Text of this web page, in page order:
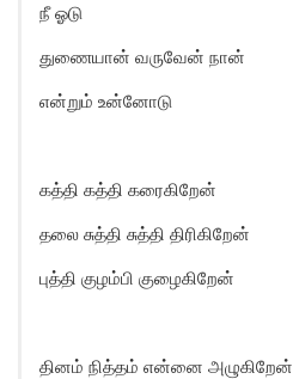
நீ ஓடு
துணையான் வருவேன் நான்
என்றும் உன்னோடு
கத்தி கத்தி கரைகிறேன்
தலை சுத்தி சுத்தி திரிகிறேன்
புத்தி குழம்பி குழைகிறேன்
தினம் நித்தம் என்னை அழுகிறேன்